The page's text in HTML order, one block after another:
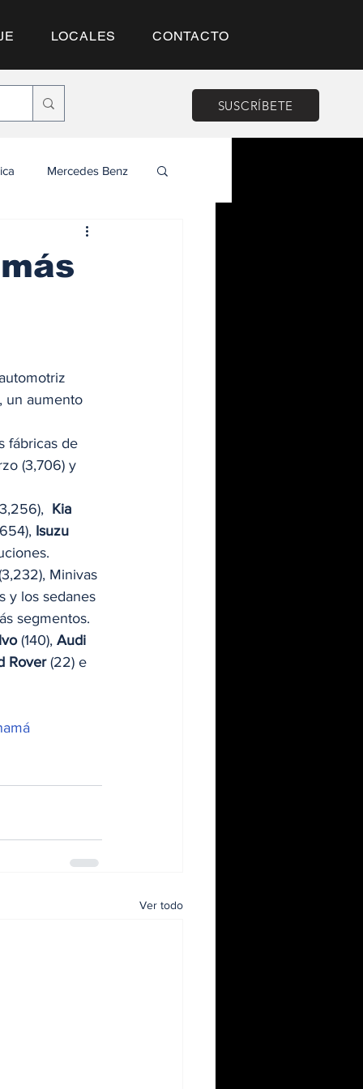
LOCALES CONTACTO
SUSCRÍBETE
Mercedes Benz
un aumento
fábricas de
(3,706) y
Kia
Isuzu
Minivas
y los sedanes
segmentos.
(140), Audi
Rover (22) e
Ver todo